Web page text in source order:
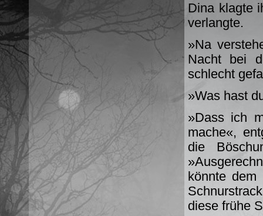
Dina klagte
verlangte.
»Na
Nacht bei
schlecht
»Was hast
»Dass ich
mache«,
die
könnte dem
diese frühe